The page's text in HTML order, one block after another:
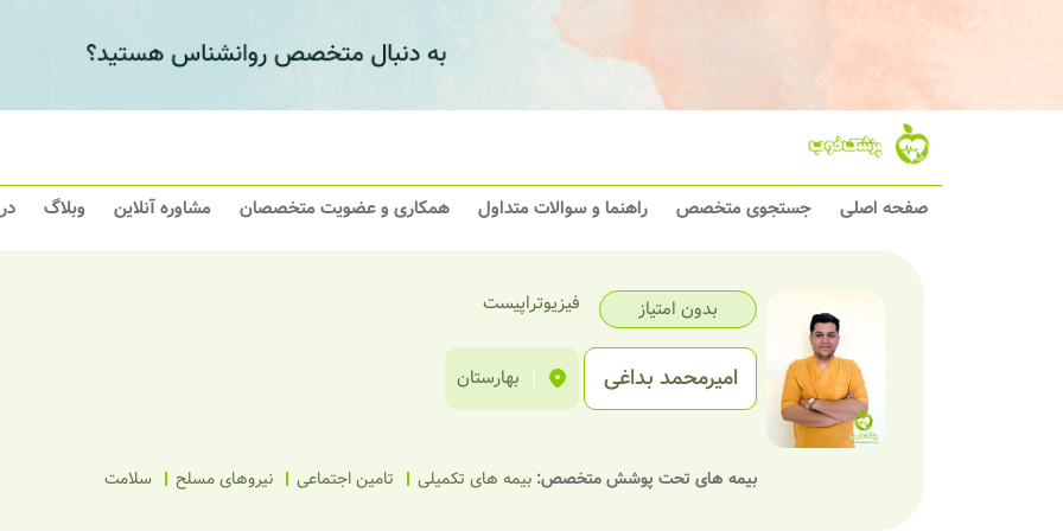
صفحه اصلی جستجوی متخصص راهنما و سوالات متداول همکاری و عضویت متخصصان مشاوره آنلاین وبلاگ
بدون امتیاز فیزیوتراپیست
امیرمحمد بداغی | بهارستان
بیمه های تحت پوشش متخصص:بیمه های تکمیلی تامین اجتماعی نیروهای مسلح سلامت